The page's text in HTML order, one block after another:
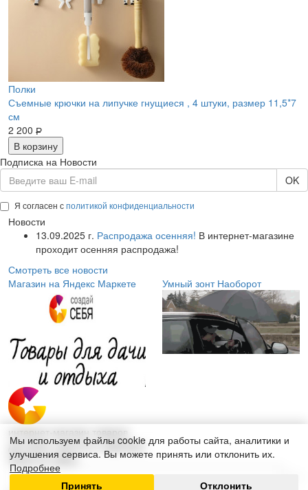
Полки
Съемные крючки на липучке гнущиеся , 4 штуки, размер 11,5*7
см
2 200 Р
В корзину
Подписка на Новости
OK
Я согласен сполитикой конфиденциальности
Новости
13.09.2025 г. Распродажа осенняя! В интернет-магазине
проходит осенняя распродажа!
Смотреть все новости
Магазин на Яндекс Маркете
Умный зонт Наоборот
интернет-магазин товаров
для дома, красоты и здоровья
Поиск по сайту:
Мы используем файлы cookie для работы сайта, аналитики и
улучшения сервиса. Вы можете принять или отклонить их.
Подробнее
Принять
Отклонить